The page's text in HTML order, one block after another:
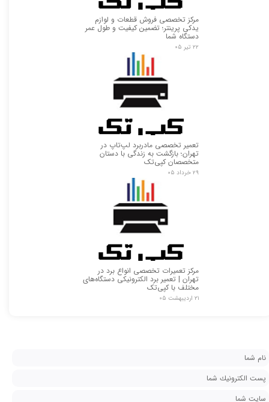
مرکز تخصصی فروش قطعات و لوازم
یدکی پرینتر؛ تضمین کیفیت و طول عمر
دستگاه شما
۲۲ تیر ۰۵
تعمیر تخصصی مادربرد لپ‌تاپ در
تهران؛ بازگشت به زندگی با دستان
متخصصان کپی‌تک
۲۹ خرداد ۰۵
مرکز تعمیرات تخصصی انواع برد در
تهران | تعمیر برد الکترونیکی دستگاه‌های
مختلف با کپی‌تک
۲۱ اردیبهشت ۰۵